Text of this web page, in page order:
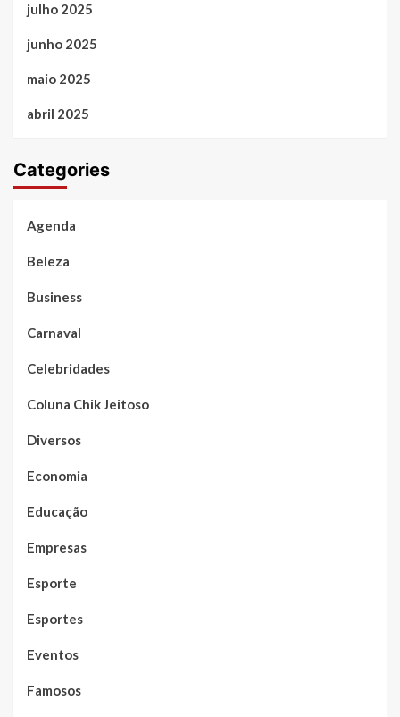
julho 2025
junho 2025
maio 2025
abril 2025
Categories
Agenda
Beleza
Business
Carnaval
Celebridades
Coluna Chik Jeitoso
Diversos
Economia
Educação
Empresas
Esporte
Esportes
Eventos
Famosos